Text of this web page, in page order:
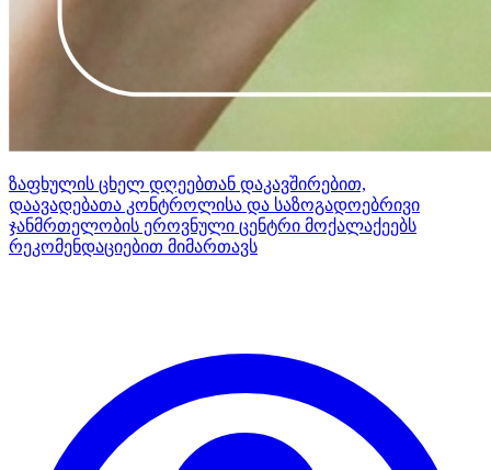
ზაფხულის ცხელ დღეებთან დაკავშირებით,
დაავადებათა კონტროლისა და საზოგადოებრივი
ჯანმრთელობის ეროვნული ცენტრი მოქალაქეებს
რეკომენდაციებით მიმართავს